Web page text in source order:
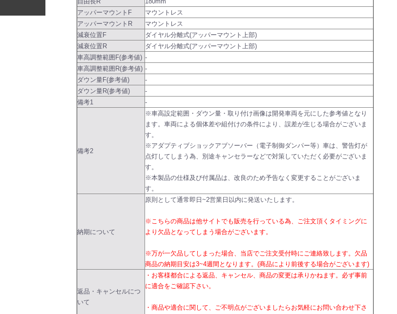
アッパーマウントF
マウントレス
アッパーマウントR
マウントレス
減衰位置F
ダイヤル分離式(アッパーマウント上部)
減衰位置R
ダイヤル分離式(アッパーマウント上部)
車高調整範囲F(参考値) -
車高調整範囲R(参考値) -
ダウン量F(参考値)
-
ダウン量R(参考値)
-
備考1
-
備考2
※車高設定範囲・ダウン量・取り付け画像は開発車両を元にした参考値となり
ます。車両による個体差や組付けの条件により、誤差が生じる場合がございま
す。
※アダプティブショックアブソーバー（電子制御ダンパー等）車は、警告灯が
点灯してしまう為、別途キャンセラーなどで対策していただく必要がございま
す。
※本製品の仕様及び付属品は、改良のため予告なく変更することがございま
す。
納期について
原則として通常即日~2営業日以内に発送いたします。
※こちらの商品は他サイトでも販売を行っている為、ご注文頂くタイミングに
より欠品となってしまう場合がございます。
※万が一欠品してしまった場合、当店でご注文受付時にご連絡致します。欠品
商品の納期目安は3~4週間となります。(商品により前後する場合がございます)
返品・キャンセルにつ
いて
・お客様都合による返品、キャンセル、商品の変更は承りかねます。必ず事前
に適合をご確認下さい。
・商品や適合に関して、ご不明点がございましたらお気軽にお問い合わせ下さ